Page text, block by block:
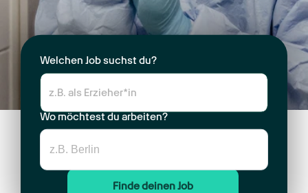
Welchen Job suchst du?
Wo möchtest du arbeiten?
Finde deinen Job